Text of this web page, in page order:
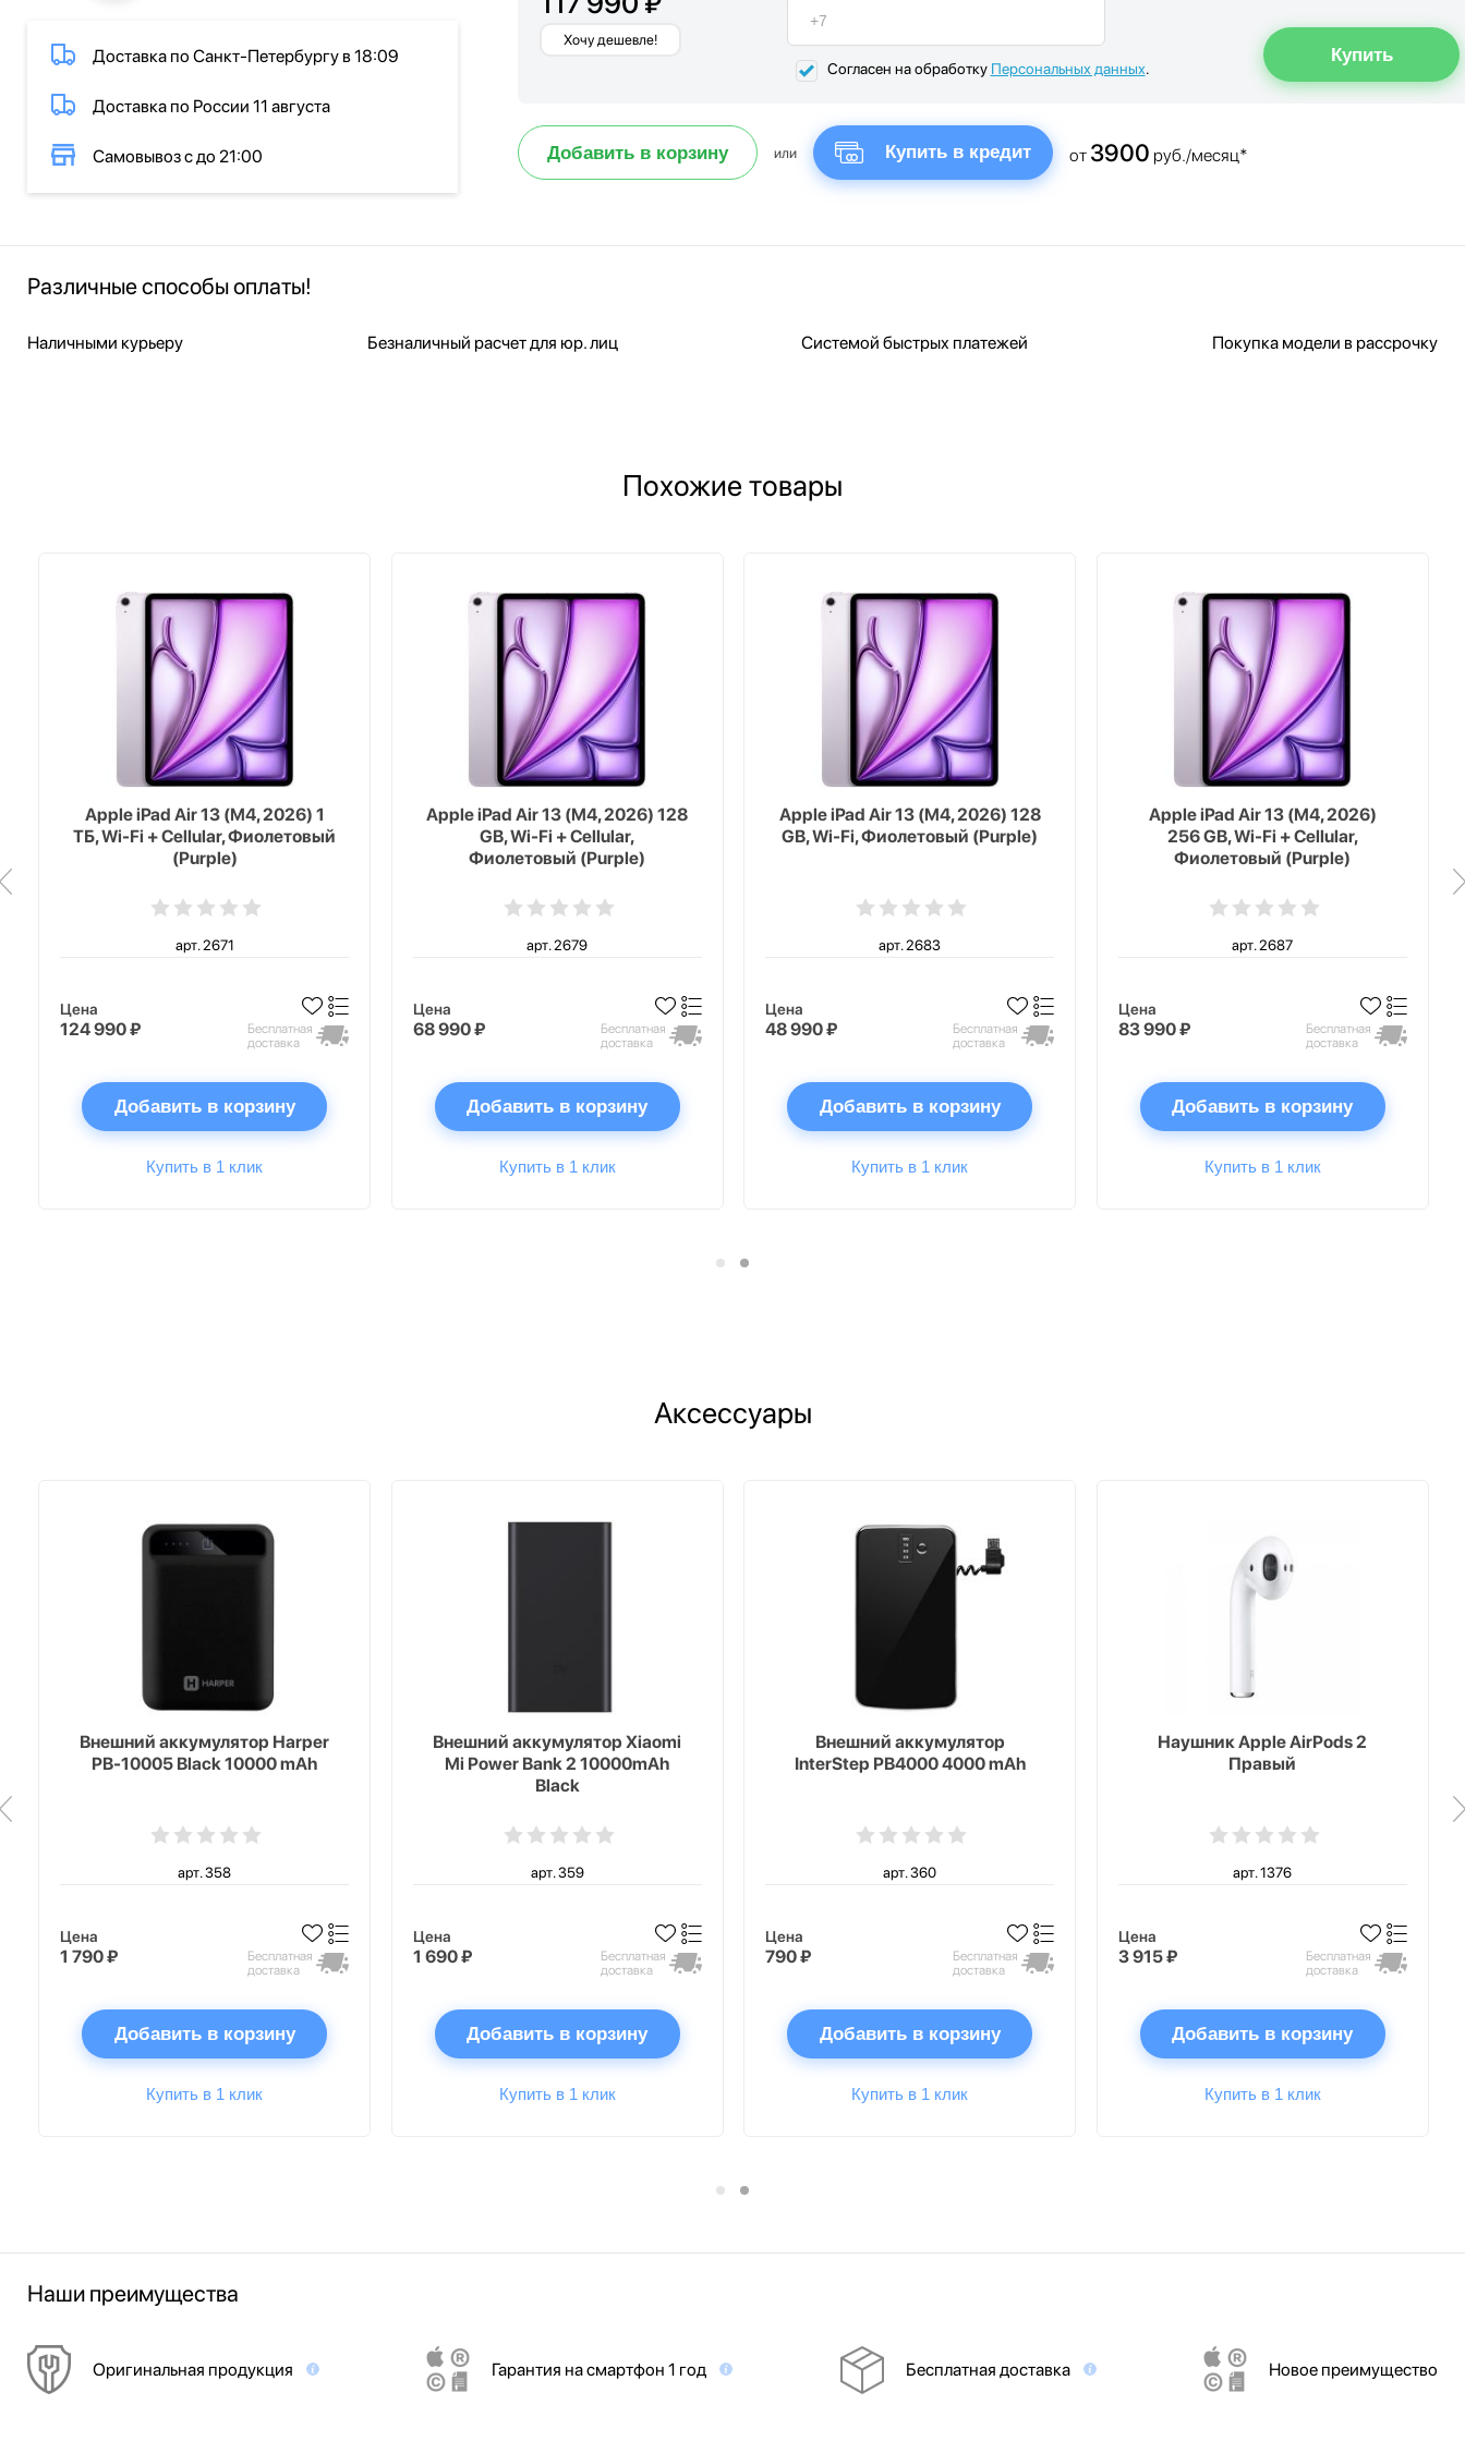
Доставка по Санкт-Петербургу в 18:09
Доставка по России 11 августа
Самовывоз с до 21:00
Хочу дешевле!
Согласен на обработку Персональных данных.
Добавить в корзину или Купить в кредит от 3900 руб./месяц*
Различные способы оплаты!
Наличными курьеру Безналичный расчет для юр. лиц Системой быстрых платежей Покупка модели в рассрочку
Похожие товары
Apple iPad Air 13 (M4, 2026) 1
ТБ, Wi-Fi + Cellular, Фиолетовый
(Purple)
арт. 2671
Цена
124 990 ₽
Бесплатная
доставка
Добавить в корзину
Купить в 1 клик
Apple iPad Air 13 (M4, 2026) 128
GB, Wi-Fi + Cellular,
Фиолетовый (Purple)
арт. 2679
Цена
68 990 ₽
Бесплатная
доставка
Добавить в корзину
Купить в 1 клик
Apple iPad Air 13 (M4, 2026) 128
GB, Wi-Fi, Фиолетовый (Purple)
арт. 2683
Цена
48 990 ₽
Бесплатная
доставка
Добавить в корзину
Купить в 1 клик
Apple iPad Air 13 (M4, 2026)
256 GB, Wi-Fi + Cellular,
Фиолетовый (Purple)
арт. 2687
Цена
83 990 ₽
Бесплатная
доставка
Добавить в корзину
Купить в 1 клик
Аксессуары
Внешний аккумулятор Harper
PB-10005 Black 10000 mAh
арт. 358
Цена
1 790 ₽
Бесплатная
доставка
Добавить в корзину
Купить в 1 клик
Внешний аккумулятор Xiaomi
Mi Power Bank 2 10000mAh
Black
арт. 359
Цена
1 690 ₽
Бесплатная
доставка
Добавить в корзину
Купить в 1 клик
Внешний аккумулятор
InterStep PB4000 4000 mAh
арт. 360
Цена
790 ₽
Бесплатная
доставка
Добавить в корзину
Купить в 1 клик
Наушник Apple AirPods 2
Правый
арт. 1376
Цена
3 915 ₽
Бесплатная
доставка
Добавить в корзину
Купить в 1 клик
Наши преимущества
Оригинальная продукция Гарантия на смартфон 1 год Бесплатная доставка Новое преимущество